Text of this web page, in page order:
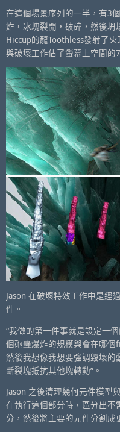
在這個場景序列的一半，有3
炸，冰塊裂開，破碎，然後坍
Hiccup的龍Toothless發射了
與破壞工作佔了螢幕上空間的
Jason 在破壞特效工作中是經
件。
“我做的第一件事就是設定一
個砲轟爆炸的規模與會在哪個
然後我想像我想要強調毀壞的
斷裂塊抵抗其他塊轉動”。
Jason 之後清理幾何元件模型
在執行這個部分時，區分出不
分，然後將主要的元件分割成